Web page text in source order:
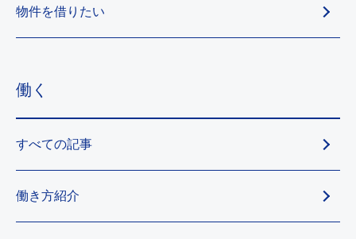
物件を借りたい
働く
すべての記事
働き方紹介